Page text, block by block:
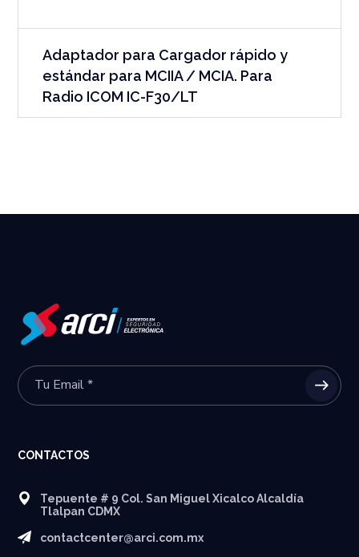
Adaptador para Cargador rápido y
estándar para MCIIA / MCIA. Para
Radio ICOM IC-F30/LT
CONTACTOS
Tepuente # 9 Col. San Miguel Xicalco Alcaldía
Tlalpan CDMX
contactcenter@arci.com.mx